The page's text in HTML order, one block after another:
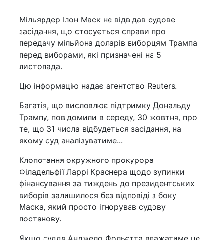
Мільярдер Ілон Маск не відвідав судове
засідання, що стосується справи про
передачу мільйона доларів виборцям Трампа
перед виборами, які призначені на 5
листопада.
Цю інформацію надає агентство Reuters.
Багатія, що висловлює підтримку Дональду
Трампу, повідомили в середу, 30 жовтня, про
те, що 31 числа відбудеться засідання, на
якому суд аналізуватиме...
Клопотання окружного прокурора
Філадельфії Ларрі Краснера щодо зупинки
фінансування за тиждень до президентських
виборів залишилося без відповіді з боку
Маска, який просто ігнорував судову
постанову.
Якщо суддя Анджело Фольєтта вважатиме це